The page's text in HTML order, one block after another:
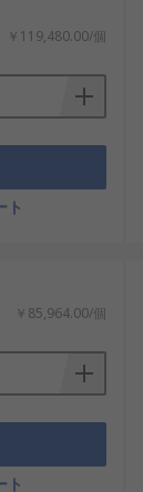
￥119,480.00/個
ト
￥85,964.00/個
ト